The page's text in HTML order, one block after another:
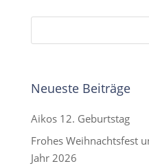
Neueste Beiträge
Aikos 12. Geburtstag
Frohes Weihnachtsfest
Jahr 2026